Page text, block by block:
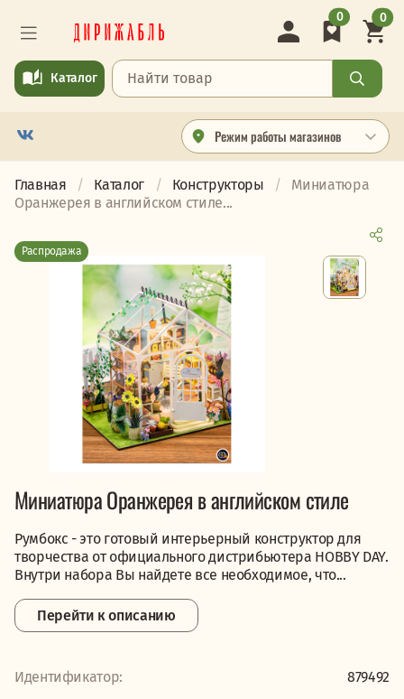
Режим работы магазинов
Каталог
0 0
Главная Каталог Конструкторы
Миниатюра
Оранжерея в английском стиле...
Распродажа
Миниатюра Оранжерея в английском стиле
Румбокс - это готовый интерьерный конструктор для
творчества от официального дистрибьютера HOBBY DAY.
Внутри набора Вы найдете все необходимое, что...
Перейти к описанию
Идентификатор:
879492